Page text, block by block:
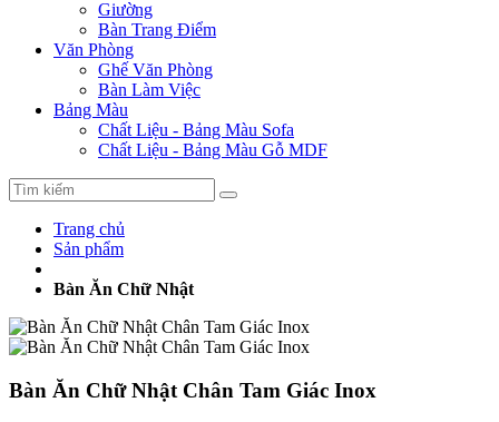
Giường
Bàn Trang Điểm
Văn Phòng
Ghế Văn Phòng
Bàn Làm Việc
Bảng Màu
Chất Liệu - Bảng Màu Sofa
Chất Liệu - Bảng Màu Gỗ MDF
Trang chủ
Sản phẩm
Bàn Ăn Chữ Nhật
Bàn Ăn Chữ Nhật Chân Tam Giác Inox